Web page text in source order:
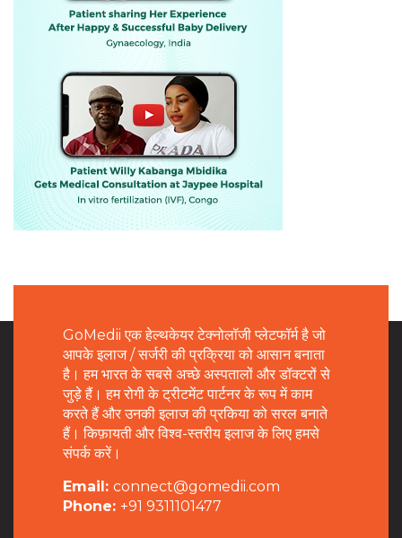
GoMedii एक हेल्थकेयर टेक्नोलॉजी प्लेटफॉर्म है जो
आपके इलाज / सर्जरी की प्रक्रिया को आसान बनाता
है। हम भारत के सबसे अच्छे अस्पतालों और डॉक्टरों से
जुड़े हैं। हम रोगी के ट्रीटमेंट पार्टनर के रूप में काम
करते हैं और उनकी इलाज की प्रकिया को सरल बनाते
हैं। किफ़ायती और विश्व-स्तरीय इलाज के लिए हमसे
संपर्क करें।
Email: connect@gomedii.com
Phone: +91 9311101477